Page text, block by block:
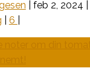
feb 2, 2024
6